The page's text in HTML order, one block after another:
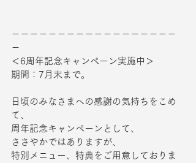
－－－－－－－－－－－－－－－－－－
－
＜6周年記念キャンペーン実施中＞
期間：7月末まで。
日頃のみなさまへの感謝の気持ちをこめ
て、
周年記念キャンペーンとして、
ささやかではありますが、
特別メニュー、特典をご用意しておりま